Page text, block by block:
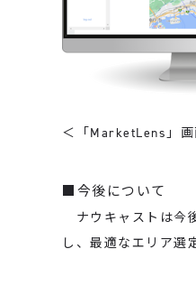
＜「MarketLens」
■今後について
ナウキャストは今
し、最適なエリア選